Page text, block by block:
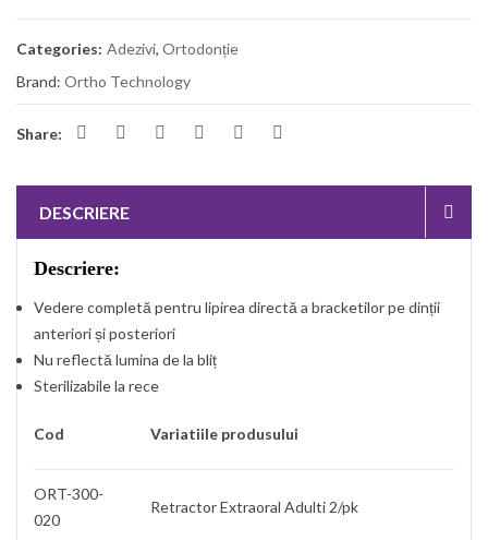
Categories: Adezivi, Ortodonție
Brand: Ortho Technology
Share:
DESCRIERE
Descriere:
Vedere completă pentru lipirea directă a bracketilor pedinții
anteriori și posteriori
Nu reflectă lumina de la bliț
Sterilizabile la rece
Cod Variatiile produsului
ORT-300-
020
Retractor Extraoral Adulti2/pk